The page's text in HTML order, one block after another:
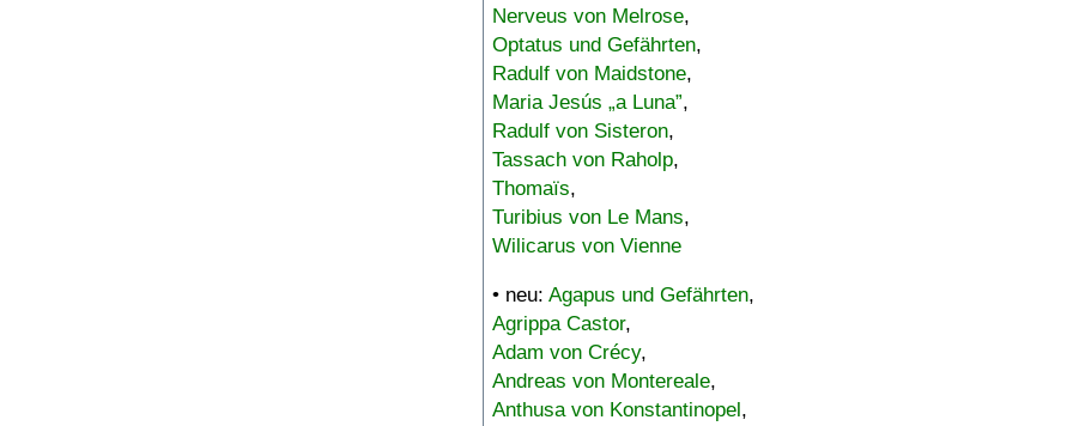
Nerveus von Melrose,
Optatus und Gefährten,
Radulf von Maidstone,
Maria Jesús „a Luna”,
Radulf von Sisteron,
Tassach von Raholp,
Thomaïs,
Turibius von Le Mans,
Wilicarus von Vienne
• neu: Agapus und Gefährten,
Agrippa Castor,
Adam von Crécy,
Andreas von Montereale,
Anthusa von Konstantinopel,